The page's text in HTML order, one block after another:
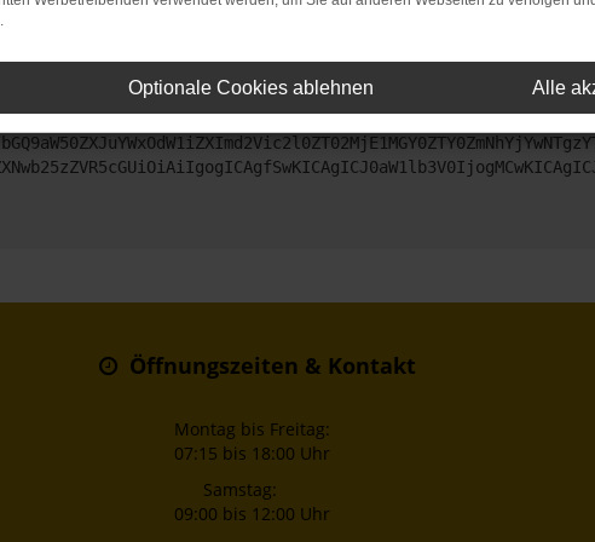
uns bitte. Wir werden versuchen, das Problem zu beheben. Du
Öffnungszeiten & Kontakt
Montag bis Freitag:
07:15 bis 18:00 Uhr
Samstag:
09:00 bis 12:00 Uhr
Optionale Cookies ablehnen Alle